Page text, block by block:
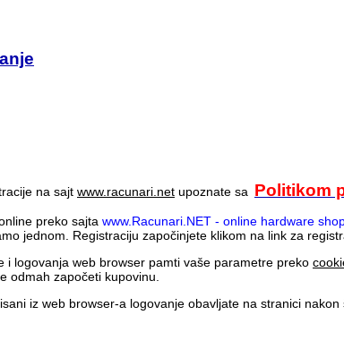
na sajt www.racunari.net upoznate sa Politikom
preko sajta www.Racunari.NET - online hardware
jednom. Registraciju započinjete klikom na link za
i logovanja web browser pamti vaše parametre preko
odmah započeti kupovinu.
iz web browser-a logovanje obavljate na stranici